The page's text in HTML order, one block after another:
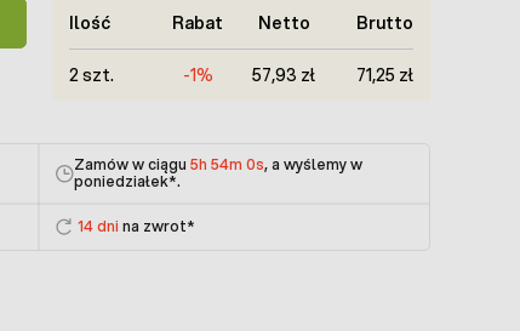
Ilość Rabat Netto Brutto
2 szt. -1% 57,93 zł 71,25 zł
Zamów w ciągu5h 54m 0s, a wyślemy w
poniedziałek*.
14 dni na zwrot*